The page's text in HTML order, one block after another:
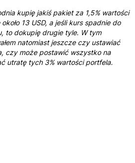
kupię jakiś pakiet za 1,5% wartości
13 USD, a jeśli kurs spadnie do
to dokupię drugie tyle. W tym
natomiast jeszcze czy ustawiać
czy może postawić wszystko na
utratę tych 3% wartości portfela.